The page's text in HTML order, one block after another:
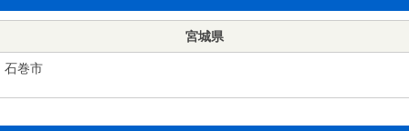
宮城県
石巻市